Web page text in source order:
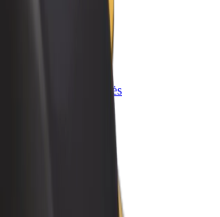
ir parduotuvės
parkai